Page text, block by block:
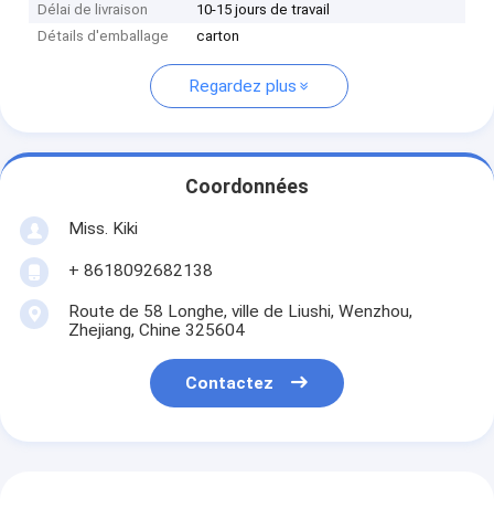
Délai de livraison
10-15 jours de travail
Détails d'emballage
carton
Regardez plus
Coordonnées
Miss. Kiki
+ 8618092682138
Route de 58 Longhe, ville de Liushi, Wenzhou,
Zhejiang, Chine 325604
Contactez